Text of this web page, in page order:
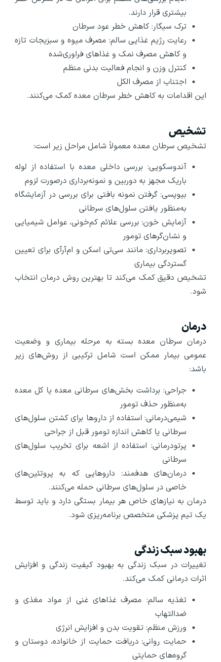
بیشتری قرار دارند.
ترک سیگار: کاهش خطر عود سرطان
رعایت رژیم غذایی سالم: مصرف میوه و سبزیجات تازه
و کاهش مصرف نمک و غذاهای فراوری‌شده
کنترل وزن و انجام فعالیت بدنی منظم
اجتناب از مصرف الکل
این اقدامات به کاهش خطر سرطان معده کمک می‌کنند.
تشخیص
تشخیص سرطان معده معمولاً شامل مراحل زیر است:
آندوسکوپی: بررسی داخلی معده با استفاده از لوله
باریک مجهز به دوربین و نمونه‌برداری درصورت لزوم
بیوپسی: گرفتن نمونه بافتی برای بررسی در آزمایشگاه
به‌منظور یافتن سلول‌های سرطانی
آزمایش خون: بررسی علائم کم‌خونی، عوامل شیمیایی
و نشان‌گرهای تومور
تصویربرداری: مانند سی‌تی اسکن و ام‌آرآی برای تعیین
گستردگی بیماری
تشخیص دقیق کمک می‌کند تا بهترین روش درمان انتخاب
شود.
درمان
درمان سرطان معده بسته به مرحله بیماری و وضعیت
عمومی بیمار ممکن است شامل ترکیبی از روش‌های زیر
باشد:
جراحی: برداشت بخش‌های سرطانی معده یا کل معده
به‌منظور حذف تومور
شیمی‌درمانی: استفاده از داروها برای کشتن سلول‌های
سرطانی یا کاهش اندازه تومور قبل از جراحی
پرتودرمانی: استفاده از اشعه برای تخریب سلول‌های
سرطانی
درمان‌های هدفمند: داروهایی که به پروتئین‌های
خاصی در سلول‌های سرطانی حمله می‌کنند.
درمان به نیازهای خاص هر بیمار بستگی دارد و باید توسط
یک تیم پزشکی متخصص برنامه‌ریزی شود.
بهبود سبک زندگی
تغییرات در سبک زندگی به بهبود کیفیت زندگی و افزایش
اثرات درمانی کمک می‌کند.
تغذیه سالم: مصرف غذاهای غنی از مواد مغذی و
ضدالتهاب
ورزش منظم: تقویت بدن و افزایش انرژی
حمایت روانی: دریافت حمایت از خانواده، دوستان و
گروه‌های حمایتی